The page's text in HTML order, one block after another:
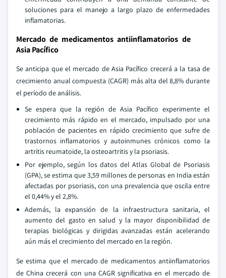
soluciones para el manejo a largo plazo de enfermedades
inflamatorias.
Mercado de medicamentos antiinflamatorios de
Asia Pacífico
Se anticipa que el mercado de Asia Pacífico crecerá a la tasa de
crecimiento anual compuesta (CAGR) más alta del 8,8% durante
el período de análisis.
Se espera que la región de Asia Pacífico experimente el
crecimiento más rápido en el mercado, impulsado por una
población de pacientes en rápido crecimiento que sufre de
trastornos inflamatorios y autoinmunes crónicos como la
artritis reumatoide, la osteoartritis y la psoriasis.
Por ejemplo, según los datos del Atlas Global de Psoriasis
(GPA), se estima que 3,59 millones de personas en India están
afectadas por psoriasis, con una prevalencia que oscila entre
el 0,44% y el 2,8%.
Además, la expansión de la infraestructura sanitaria, el
aumento del gasto en salud y la mayor disponibilidad de
terapias biológicas y dirigidas avanzadas están acelerando
aún más el crecimiento del mercado en la región.
Se estima que el mercado de medicamentos antiinflamatorios
de China crecerá con una CAGR significativa en el mercado de